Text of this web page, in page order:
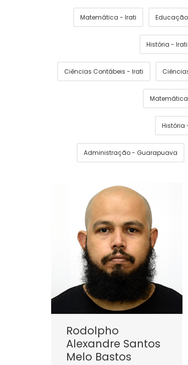
Matemática - Irati
História - Irati
Ciências Contábeis - Irati
História
Administração - Guarapuava
Rodolpho
Alexandre Santos
Melo Bastos